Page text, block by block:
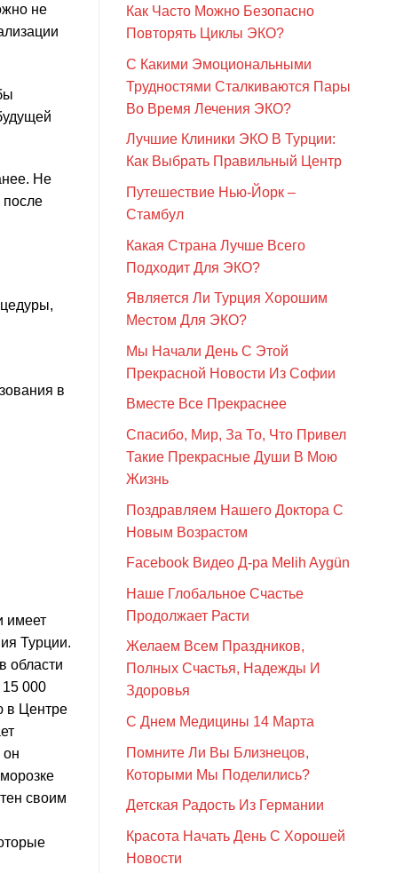
не
Не
после
в
имеет
Турции.
области
000
в Центре
он
своим
Как Часто Можно Безопасно
Повторять Циклы ЭКО?
С Какими Эмоциональными
Трудностями Сталкиваются Пары
Во Время Лечения ЭКО?
Лучшие Клиники ЭКО В Турции:
Как Выбрать Правильный Центр
Путешествие Нью-Йорк –
Стамбул
Какая Страна Лучше Всего
Подходит Для ЭКО?
Является Ли Турция Хорошим
Местом Для ЭКО?
Мы Начали День С Этой
Прекрасной Новости Из Софии
Вместе Все Прекраснее
Спасибо, Мир, За То, Что Привел
Такие Прекрасные Души В Мою
Жизнь
Поздравляем Нашего Доктора С
Новым Возрастом
Facebook Видео Д-ра Melih Aygün
Наше Глобальное Счастье
Продолжает Расти
Желаем Всем Праздников,
Полных Счастья, Надежды И
Здоровья
С Днем Медицины 14 Марта
Помните Ли Вы Близнецов,
Которыми Мы Поделились?
Детская Радость Из Германии
Красота Начать День С Хорошей
Новости